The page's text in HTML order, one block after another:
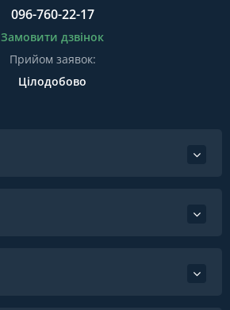
096-760-22-17
Замовити дзвінок
Прийом заявок:
Цілодобово